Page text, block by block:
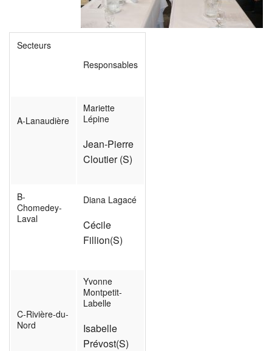
Secteurs
Responsables
A-Lanaudière
Mariette
Lépine
Jean-Pierre
Cloutier (S)
B-
Chomedey-
Laval
Diana Lagacé
Cécile
Fillion(S)
C-Rivière-du-
Nord
Yvonne
Montpetit-
Labelle
Isabelle
Prévost(S)